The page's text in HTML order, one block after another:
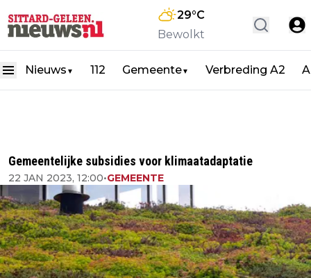
29°C
Bewolkt
Nieuws ▼ 112 Gemeente▼ Verbreding A2
Gemeentelijke subsidies voor klimaatadaptatie
22 JAN 2023, 12:00•GEMEENTE